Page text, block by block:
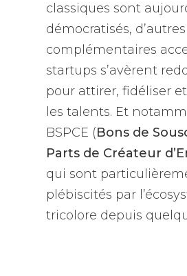
classiques sont
démocratisés,
complémentaires
startups s’avèrent
pour attirer, fidéliser
les talents. Et
BSPCE (Bons de
Parts de Créateur
qui sont
plébiscités par
tricolore depuis